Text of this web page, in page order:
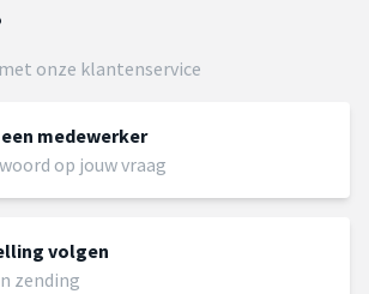
onze klantenservice
medewerker
op jouw vraag
volgen
zending